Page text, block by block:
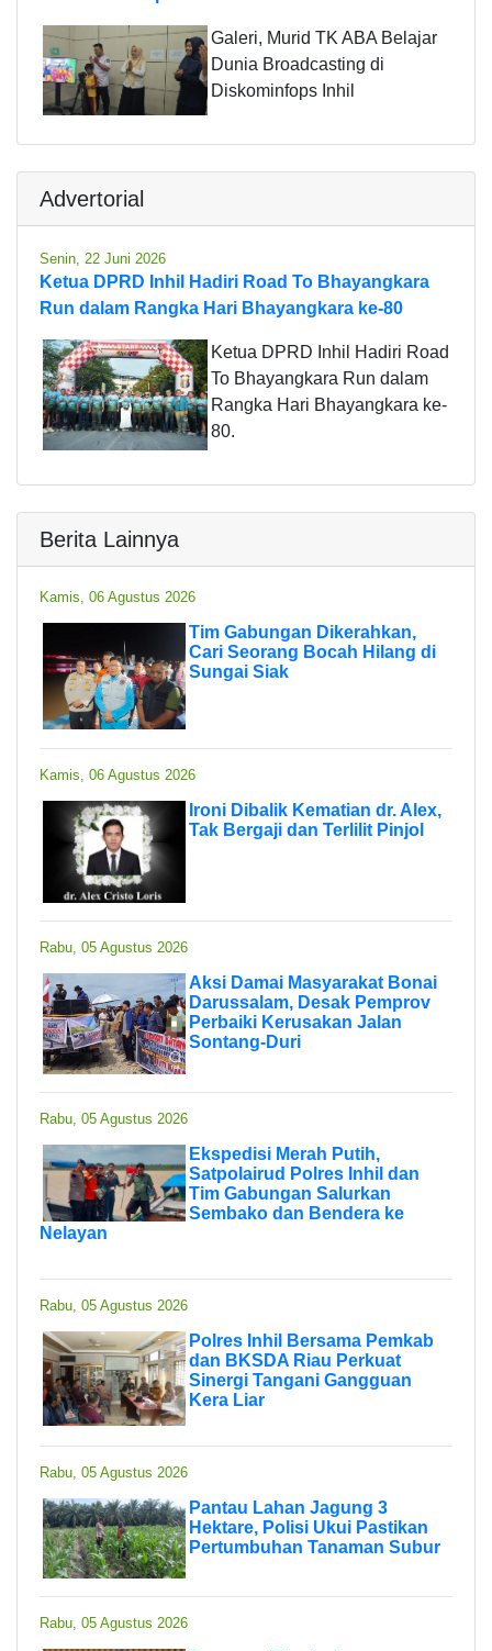
Galeri, Murid TK ABA Belajar
Dunia Broadcasting di
Diskominfops Inhil
Advertorial
Senin, 22 Juni 2026
Ketua DPRD Inhil Hadiri Road To Bhayangkara
Run dalam Rangka Hari Bhayangkara ke-80
Ketua DPRD Inhil Hadiri Road
To Bhayangkara Run dalam
Rangka Hari Bhayangkara ke-
80.
Berita Lainnya
Kamis, 06 Agustus 2026
Tim Gabungan Dikerahkan,
Cari Seorang Bocah Hilang di
Sungai Siak
Kamis, 06 Agustus 2026
Ironi Dibalik Kematian dr. Alex,
Tak Bergaji dan Terlilit Pinjol
Rabu, 05 Agustus 2026
Aksi Damai Masyarakat Bonai
Darussalam, Desak Pemprov
Perbaiki Kerusakan Jalan
Sontang-Duri
Rabu, 05 Agustus 2026
Ekspedisi Merah Putih,
Satpolairud Polres Inhil dan
Tim Gabungan Salurkan
Sembako dan Bendera ke
Nelayan
Rabu, 05 Agustus 2026
Polres Inhil Bersama Pemkab
dan BKSDA Riau Perkuat
Sinergi Tangani Gangguan
Kera Liar
Rabu, 05 Agustus 2026
Pantau Lahan Jagung 3
Hektare, Polisi Ukui Pastikan
Pertumbuhan Tanaman Subur
Rabu, 05 Agustus 2026